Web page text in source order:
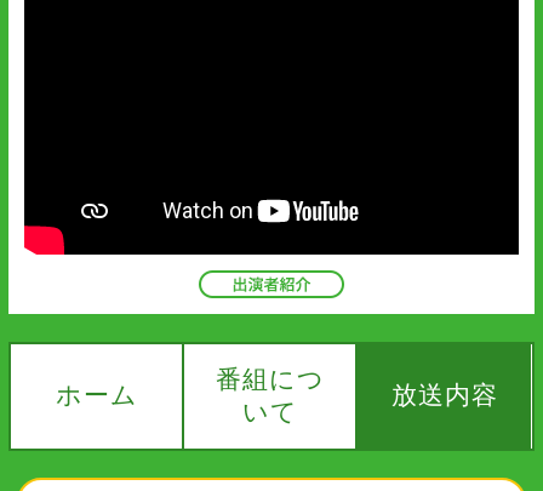
ホーム
番組につ
いて
放送内容